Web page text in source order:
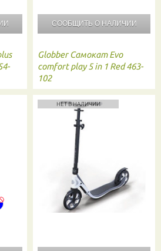
СООБЩИТЬ О НАЛИЧИИ
Globber Самокат Evo
comfort play 5 in 1 Red 463-
102
НЕТ В НАЛИЧИИ